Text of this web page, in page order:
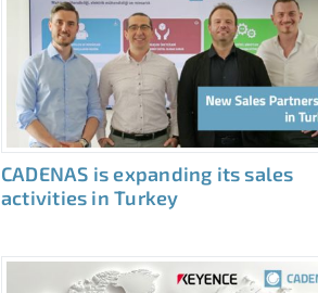
CADENAS is expanding its sales
activities in Turkey